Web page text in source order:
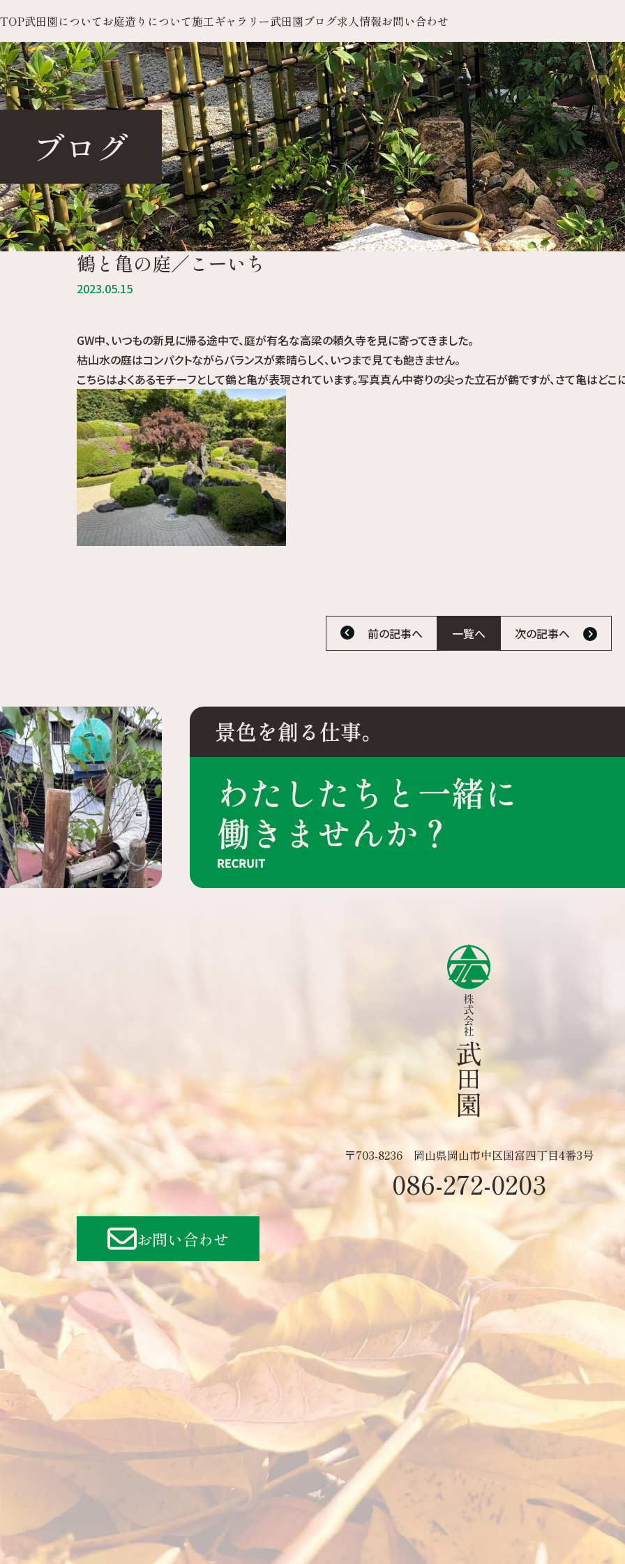
TOP武田園についてお庭造りについて施工ギャラリー武田園ブログ求人情報お問い合わせ
ブログ
鶴と亀の庭／こーいち
2023.05.15
GW中、いつもの新見に帰る途中で、庭が有名な高梁の頼久寺を見に寄ってきました。
枯山水の庭はコンパクトながらバランスが素晴らしく、いつまで見ても飽きません。
こちらはよくあるモチーフとして鶴と亀が表現されています。写真真ん中寄りの尖った立石が鶴ですが、さて亀はどこ
前の記事へ 一覧へ 次の記事へ
〒703-8236 岡山県岡山市中区国富四丁目4番3号
086-272-0203
お問い合わせ